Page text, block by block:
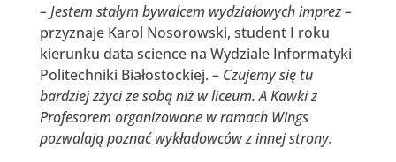
– Jestem stałym bywalcem wydziałowych imprez –
przyznaje Karol Nosorowski, student I roku
kierunku data science na Wydziale Informatyki
Politechniki Białostockiej. – Czujemy się tu
bardziej zżyci ze sobą niż w liceum. A Kawki z
Profesorem organizowane w ramach Wings
pozwalają poznać wykładowców z innej strony.